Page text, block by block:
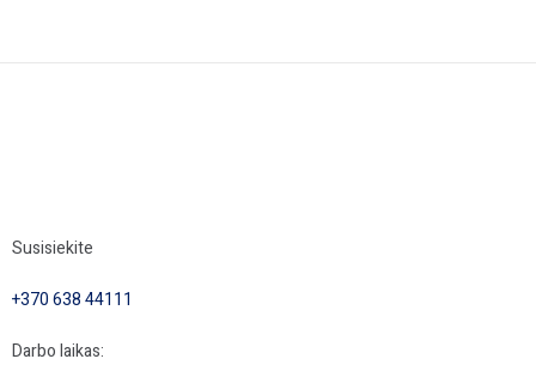
Susisiekite
+370 638 44111
Darbo laikas: